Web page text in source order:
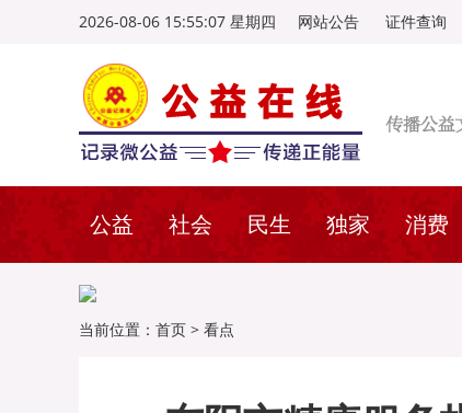
2026-08-06 15:55:08 星期四 网站公告 证件查询
公益 社会 民生 独家 消费
当前位置： 首页 > 看点